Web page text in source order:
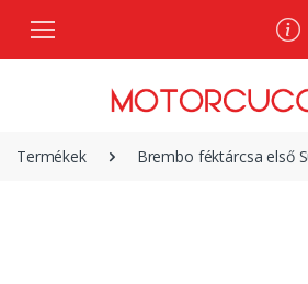
Termékek Brembo féktárcsa első